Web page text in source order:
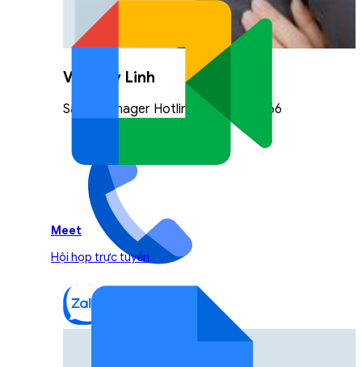
Vũ Thuỳ Linh
Sales Manager Hotline: 0842.999.666
Meet
Hội họp trực tuyến